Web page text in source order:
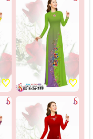
♡ ♡